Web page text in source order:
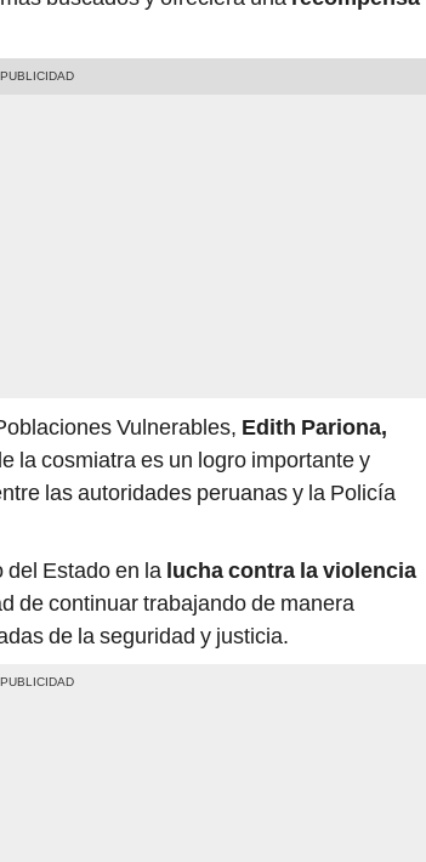
Vulnerables, Edith Pariona,
la cosmiatra es un logro importante y
las autoridades peruanas y la Policía
del Estado en la lucha contra la violencia
de continuar trabajando de manera
de la seguridad y justicia.